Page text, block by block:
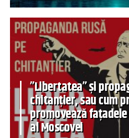
”Libertatea” și
chitanțier, sau cum
promovează
al Moscovei